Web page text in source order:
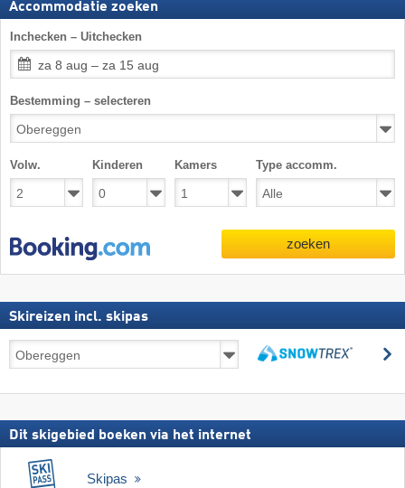
Accommodatie zoeken
Inchecken – Uitchecken
za 8 aug – za 15 aug
Bestemming – selecteren
Volw. Kinderen Kamers Type accomm.
zoeken
Skireizen incl. skipas
incl.
Dit skigebied boeken via het internet
Skipas